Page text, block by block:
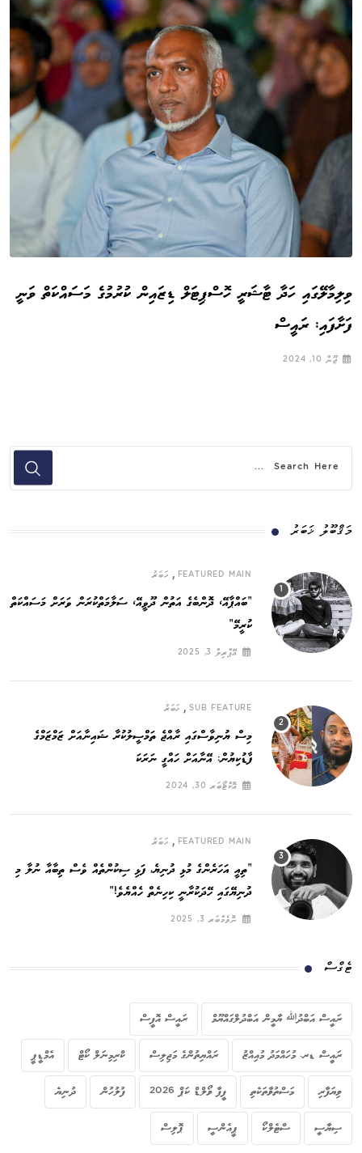
ވިލިމާލޭގައި ހަދާ ޓާޝަރީ ހޮސްޕިޓަލް ޑިޒައިން ކުރުމުގެ މަސައްކަތް ވަނީ
ފަށާފައި: ރައީސް
ޖޫން 10, 2024
މަޤްބޫލު ޚަބަރު
FEATURED MAIN
, ޚަބަރު
”ބައްޕާއޭ، ދޮންބެގެ އަތުން ދޫވީއޭ، ސަލާމަތްކުރަން ވަރަށް މަސައްކަތް
ކުރީމޭ“
އޭޕްރިލް 3, 2025
SUB FEATURE
, ޚަބަރު
މިސް ޔުނިވާސްގައި ރާއްޖެ ތަމްސީލުކުރާ ޝައިނާއަށް ޒަމްޒަމްގެ
ފާޑުކިޔުން: އޭނާއަށް ހައްގީ ނަރަކަ
އޮކްޓޯބަރ 30, 2024
FEATURED MAIN
, ޚަބަރު
”ތިއީ އަހަރެންގެ މުޅި ދުނިޔެ, ފަޅި ސިކުންތެއް ވެސް ތިބާއާ ނުލާ މި
ދުނިޔޭގައި ހޭދަކުރާނީ ކިހިނެތް ހެއްޔެވެ!“
ނޮވެމްބަރ 3, 2025
ޓެގްސް
ރައީސް އަބްދުﷲ ޔާމީން އަބްދުލްގައްޔޫމް ރައީސް އޮފީސް
ރައީސް ޑރ. މުހައްމަދު މުއިއްޒު ރައްޔިތުންގެ މަޖިލިސް ކްރިމިނަލް ކޯޓް އެމްޑީޕީ
ވިޔަފާރި މަސްތުވާތަކެތި ފީފާ ވޯލްޑް ކަޕް 2026 ފުލުހުން ދުނިޔެ
ސިޔާސީ ސްޓެލްކޯ ޕީއެންސީ ޕޮލިސް